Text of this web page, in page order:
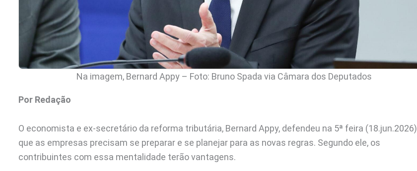
Na imagem, Bernard Appy – Foto: Bruno Spada via Câmara dos Deputados
Por Redação
O economista e ex-secretário da reforma tributária, Bernard Appy, defendeu na 5ª feira (18.jun.2026)
que as empresas precisam se preparar e se planejar para as novas regras. Segundo ele, os
contribuintes com essa mentalidade terão vantagens.